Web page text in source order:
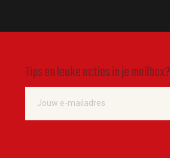
Tips en leuke acties in je mailbox?